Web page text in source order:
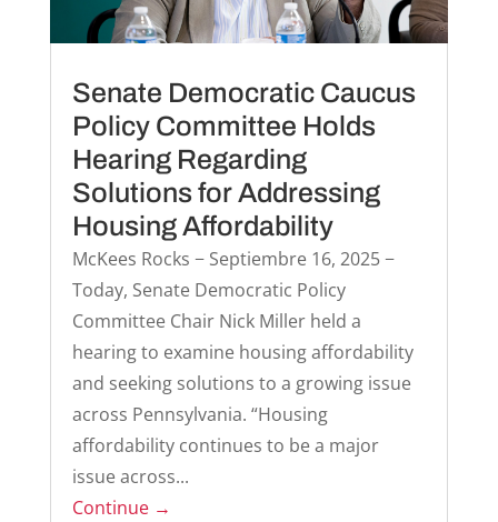
Senate Democratic Caucus
Policy Committee Holds
Hearing Regarding
Solutions for Addressing
Housing Affordability
McKees Rocks − Septiembre 16, 2025 −
Today, Senate Democratic Policy
Committee Chair Nick Miller held a
hearing to examine housing affordability
and seeking solutions to a growing issue
across Pennsylvania. “Housing
affordability continues to be a major
issue across...
Continue →